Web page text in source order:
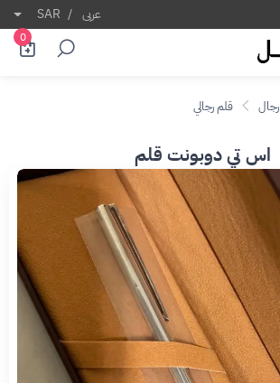
عربى /
SAR
0
رجال قلم رجالي
اس تي دوبونت قلم